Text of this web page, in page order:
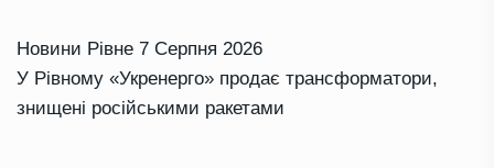
Новини Рівне 7 Серпня 2026
У Рівному «Укренерго» продає трансформатори,
знищені російськими ракетами